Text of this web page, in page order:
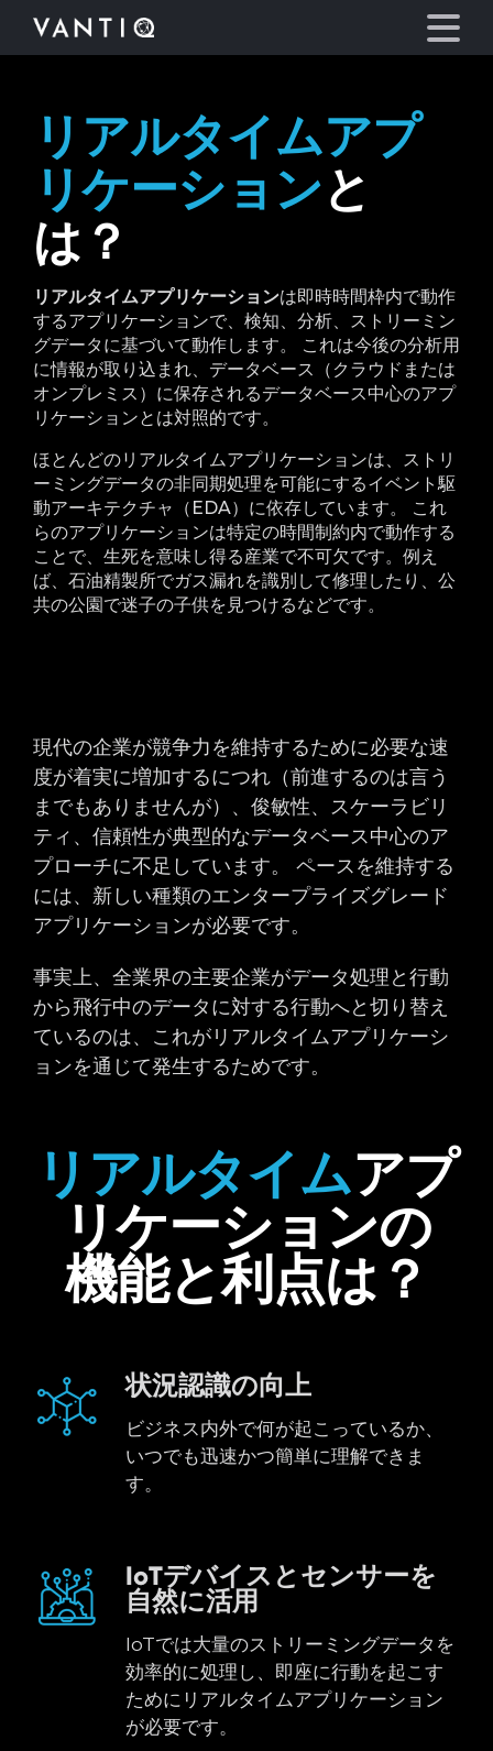
プラットフォーム
事業内容
パートナーシップ
お役立ち情報
会社情報
言語
リアルタイムアプ
リケーションと
は？
リアルタイムアプリケーションは即時時間枠内で動作
するアプリケーションで、検知、分析、ストリーミン
グデータに基づいて動作します。 これは今後の分析用
に情報が取り込まれ、データベース（クラウドまたは
オンプレミス）に保存されるデータベース中心のアプ
リケーションとは対照的です。
ほとんどのリアルタイムアプリケーションは、ストリ
ーミングデータの非同期処理を可能にするイベント駆
動アーキテクチャ（EDA）に依存しています。 これ
らのアプリケーションは特定の時間制約内で動作する
ことで、生死を意味し得る産業で不可欠です。例え
ば、石油精製所でガス漏れを識別して修理したり、公
共の公園で迷子の子供を見つけるなどです。
現代の企業が競争力を維持するために必要な速
度が着実に増加するにつれ（前進するのは言う
までもありませんが）、俊敏性、スケーラビリ
ティ、信頼性が典型的なデータベース中心のア
プローチに不足しています。 ペースを維持する
には、新しい種類のエンタープライズグレード
アプリケーションが必要です。
事実上、全業界の主要企業がデータ処理と行動
から飛行中のデータに対する行動へと切り替え
ているのは、これがリアルタイムアプリケーシ
ョンを通じて発生するためです。
リアルタイムアプ
リケーションの
機能と利点は？
状況認識の向上
ビジネス内外で何が起こっているか、
いつでも迅速かつ簡単に理解できま
す。
IoTデバイスとセンサーを
自然に活用
IoTでは大量のストリーミングデータを
効率的に処理し、即座に行動を起こす
ためにリアルタイムアプリケーション
が必要です。